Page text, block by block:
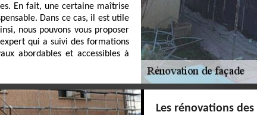
En fait, une certaine maîtrise
Dans ce cas, il est utile
nous pouvons vous proposer
qui a suivi des formations
abordables et accessibles à
Les rénovations